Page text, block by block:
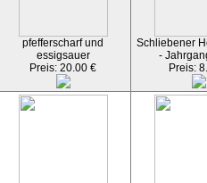
pfefferscharf und
essigsauer
Preis: 20.00 €
Schliebener
-
Preis: